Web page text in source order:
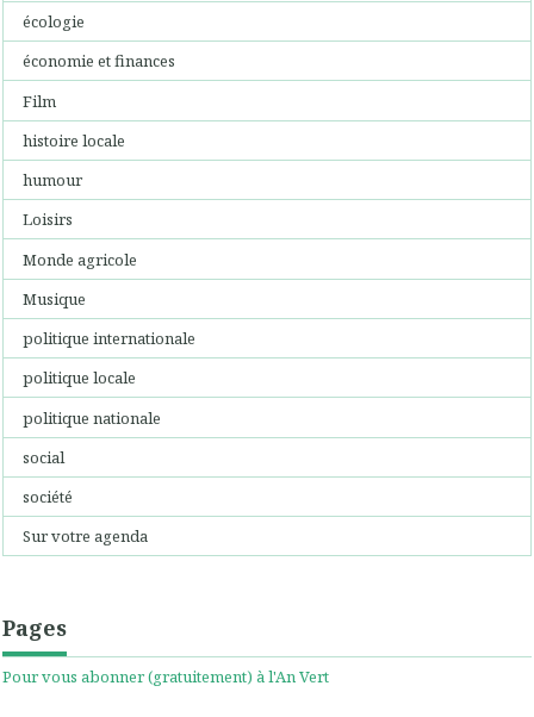
écologie
économie et finances
Film
histoire locale
humour
Loisirs
Monde agricole
Musique
politique internationale
politique locale
politique nationale
social
société
Sur votre agenda
Pages
Pour vous abonner (gratuitement) à l'An Vert